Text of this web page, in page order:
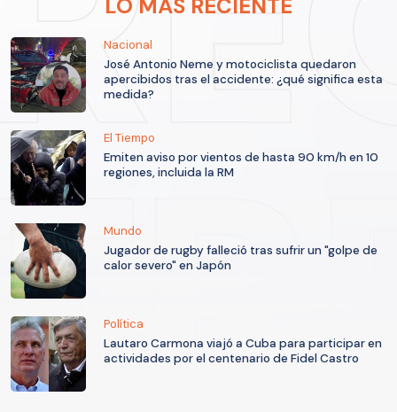
LO MÁS RECIENTE
Nacional
José Antonio Neme y motociclista quedaron
apercibidos tras el accidente: ¿qué significa esta
medida?
El Tiempo
Emiten aviso por vientos de hasta 90 km/h en 10
regiones, incluida la RM
Mundo
Jugador de rugby falleció tras sufrir un "golpe de
calor severo" en Japón
Política
Lautaro Carmona viajó a Cuba para participar en
actividades por el centenario de Fidel Castro